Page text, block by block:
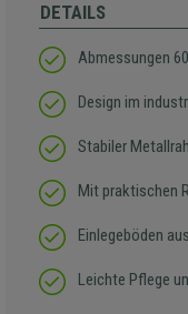
DETAILS
Abmessungen
Design im
Stabiler
Mit praktischen
Einlegeböden
Leichte Pflege